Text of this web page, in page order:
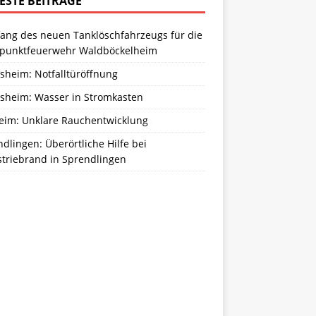
des neuen Tanklöschfahrzeugs für die
Waldböckelheim
Notfalltüröffnung
Wasser in Stromkasten
Unklare Rauchentwicklung
Überörtliche Hilfe bei
in Sprendlingen